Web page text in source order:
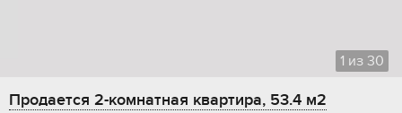
1 из 30
Продается 2-комнатная квартира, 53.4 м2